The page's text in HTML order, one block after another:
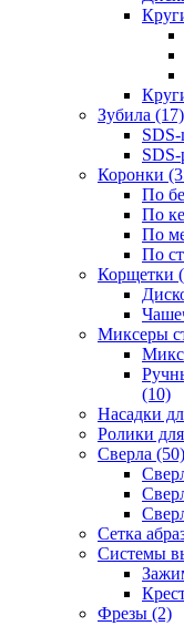
Зубила (17)
Коронки
По
По
По
По
Корщетки
Миксеры
(10)
Насадки
Ролики
Сверла (50)
Сетка
Системы
Фрезы (2)